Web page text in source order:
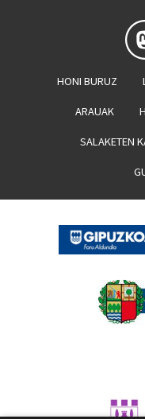
HONI BURUZ
ARAUAK
SALAKETEN